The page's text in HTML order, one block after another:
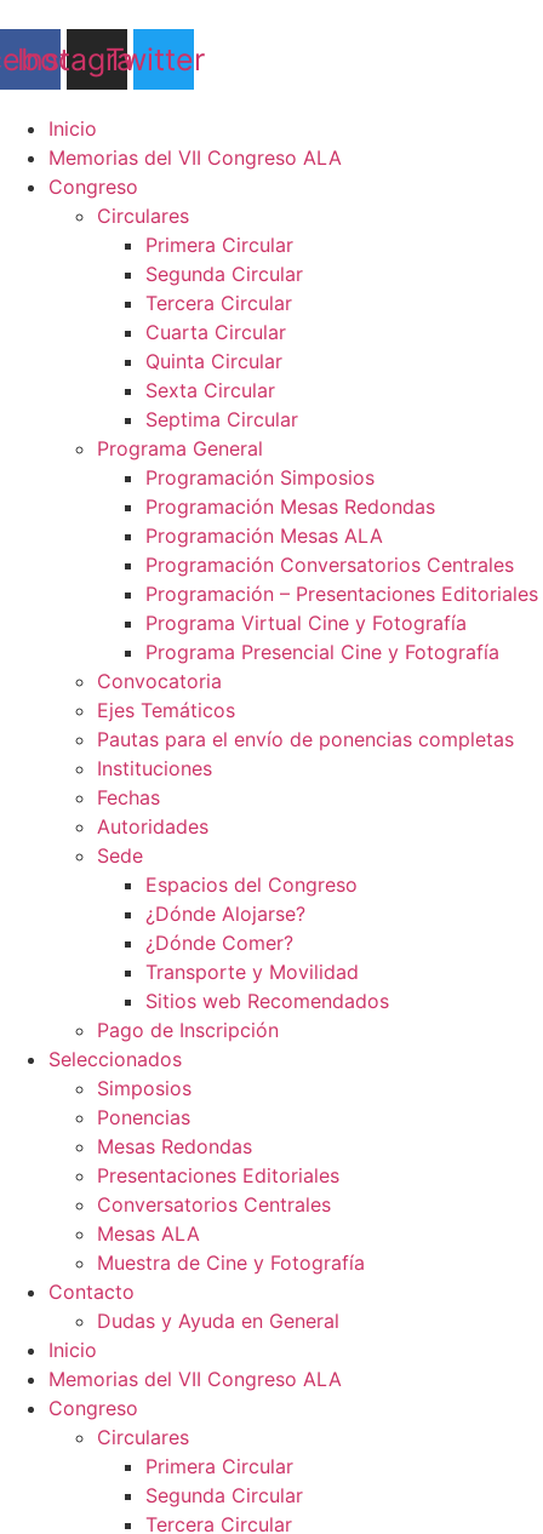
contenido
Instagram
Twitter
Inicio
Memorias del VII Congreso ALA
Congreso
Circulares
Primera Circular
Segunda Circular
Tercera Circular
Cuarta Circular
Quinta Circular
Sexta Circular
Septima Circular
Programa General
Programación Simposios
Programación Mesas Redondas
Programación Mesas ALA
Programación Conversatorios Centrales
Programación – Presentaciones Editoriales
Programa Virtual Cine y Fotografía
Programa Presencial Cine y Fotografía
Convocatoria
Ejes Temáticos
Pautas para el envío de ponencias completas
Instituciones
Fechas
Autoridades
Sede
Espacios del Congreso
¿Dónde Alojarse?
¿Dónde Comer?
Transporte y Movilidad
Sitios web Recomendados
Pago de Inscripción
Seleccionados
Simposios
Ponencias
Mesas Redondas
Presentaciones Editoriales
Conversatorios Centrales
Mesas ALA
Muestra de Cine y Fotografía
Contacto
Dudas y Ayuda en General
Inicio
Memorias del VII Congreso ALA
Congreso
Circulares
Primera Circular
Segunda Circular
Tercera Circular